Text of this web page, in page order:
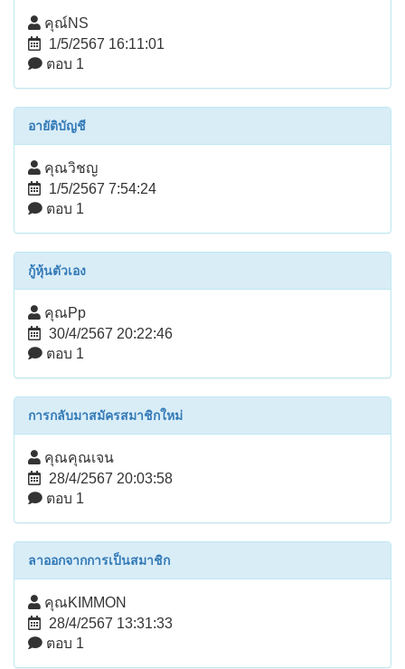
คุณ์NS
1/5/2567 16:11:01
ตอบ 1
อายัติบัญชี
คุณวิชญ
1/5/2567 7:54:24
ตอบ 1
กู้หุ้นตัวเอง
คุณPp
30/4/2567 20:22:46
ตอบ 1
การกลับมาสมัครสมาชิกใหม่
คุณคุณเจน
28/4/2567 20:03:58
ตอบ 1
ลาออกจากการเป็นสมาชิก
คุณKIMMON
28/4/2567 13:31:33
ตอบ 1